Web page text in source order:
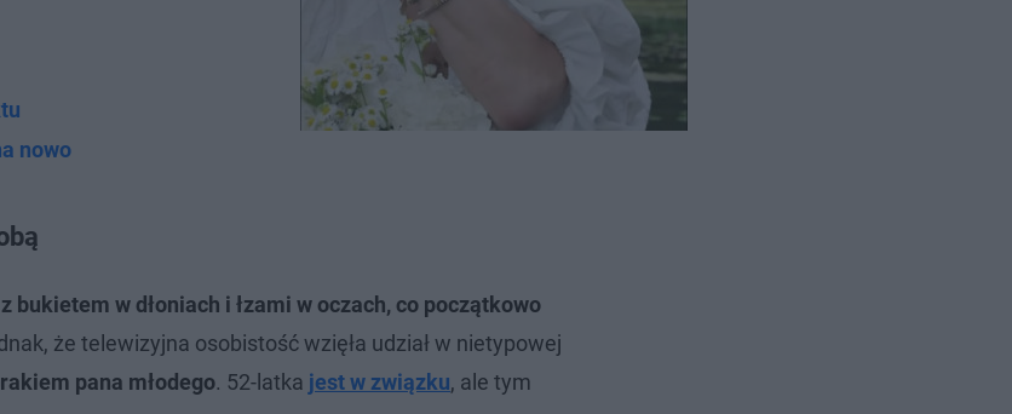
nowo
bukietem w dłoniach i łzami w oczach, co początkowo
że telewizyjna osobistość wzięła udział w nietypowej
pana młodego. 52-latka jest w związku, ale tym